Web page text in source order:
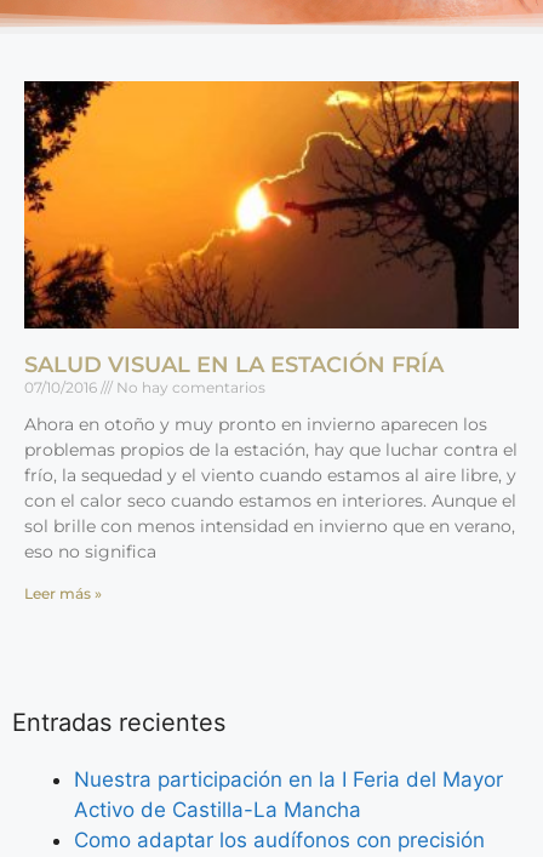
SALUD VISUAL EN LA ESTACIÓN FRÍA
07/10/2016 No hay comentarios
Ahora en otoño y muy pronto en invierno aparecen los
problemas propios de la estación, hay que luchar contra el
frío, la sequedad y el viento cuando estamos al aire libre, y
con el calor seco cuando estamos en interiores. Aunque el
sol brille con menos intensidad en invierno que en verano,
eso no significa
Leer más »
Entradas recientes
Nuestra participación en la I Feria del Mayor
Activo de Castilla-La Mancha
Como adaptar los audífonos con precisión